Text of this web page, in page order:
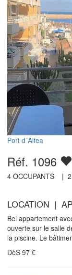
Port d´Altea
Réf. 1096
4 OCCUPANTS | 2
LOCATION |
Bel appartement
ouverte sur le salle
la piscine. Le
DèS 97 €